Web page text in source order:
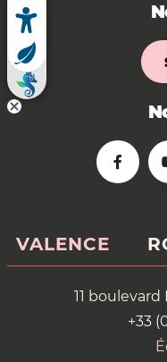
VALENCE
11
+33